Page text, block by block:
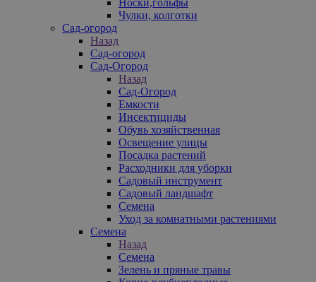
Чулки, колготки
Сад-огород
Назад
Сад-огород
Сад-Огород
Назад
Сад-Огород
Емкости
Инсектициды
Обувь хозяйственная
Освещение улицы
Посадка растений
Расходники для уборки
Садовый инструмент
Садовый ландшафт
Семена
Уход за комнатными растениями
Семена
Назад
Семена
Зелень и пряные травы